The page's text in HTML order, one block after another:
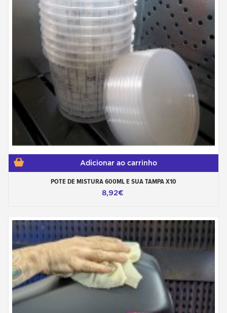
Adicionar ao carrinho
POTE DE MISTURA 600ML E SUA TAMPA X10
8,92€